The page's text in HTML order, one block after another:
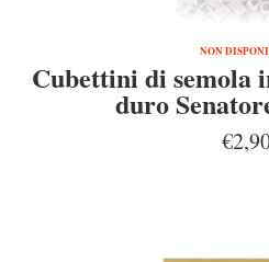
NON
Cubettini di semola
duro